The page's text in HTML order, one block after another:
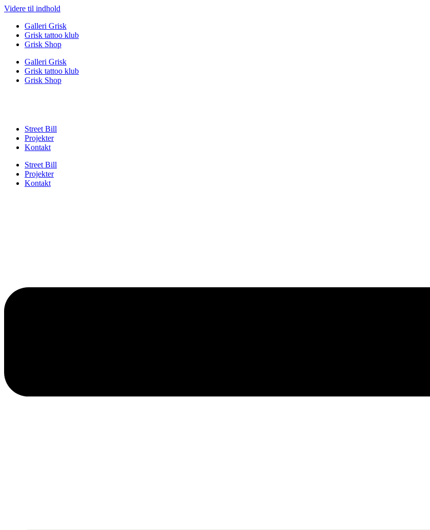
Videre til indhold
Galleri Grisk
Grisk tattoo klub
Grisk Shop
Galleri Grisk
Grisk tattoo klub
Grisk Shop
Street Bill
Projekter
Kontakt
Street Bill
Projekter
Kontakt